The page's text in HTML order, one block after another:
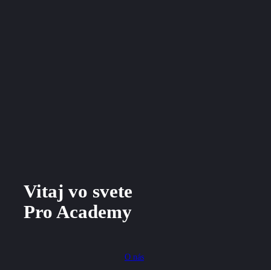
Vitaj vo svete
Pro Academy
O nás